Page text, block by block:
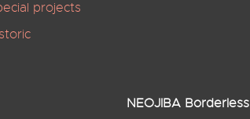
projects
NEOJIBA Borderless